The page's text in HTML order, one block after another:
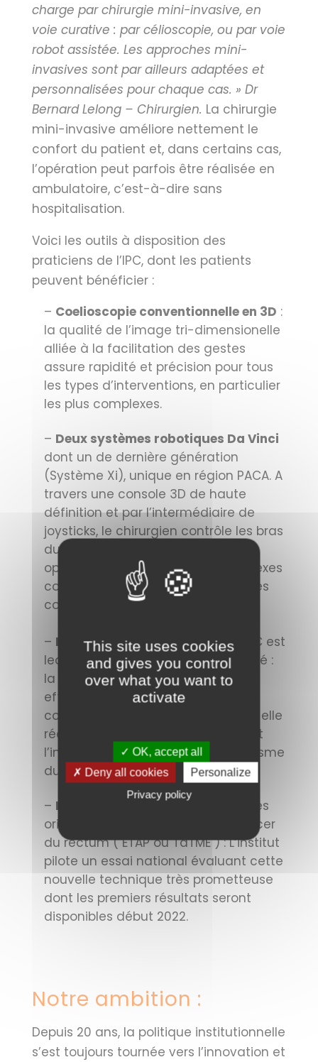
charge par chirurgie mini-invasive, en
voie curative : par célioscopie, ou par voie
robot assistée. Les approches mini-
invasives sont par ailleurs adaptées et
personnalisées pourchaque cas. » Dr
Bernard Lelong – Chirurgien. La chirurgie
mini-invasive améliore nettement le
confort du patient et, dans certains cas,
l’opération peut parfois être réalisée en
ambulatoire, c’est-à-dire sans
hospitalisation.
Voici les outils à disposition des
praticiens de l’IPC, dont les patients
peuvent bénéficier :
– Coelioscopie conventionnelle en 3D :
la qualité de l’image tri-dimensionelle
alliée à la facilitation des gestes
assure rapidité et précision pour tous
les types d’interventions, en particulier
les plus complexes.
– Deux systèmes robotiques Da Vinci
dont un de dernière génération
(Système Xi), unique en région PACA. A
travers une console 3D de haute
définition et par l’intermédiaire de
joysticks, le chirurgien contrôle les bras
du robot, permettant un contrôle
optimal des gestes les plus complexes
comme les sutures intra-corporelles
coelioscopiques.
– Low impact laparoscopy, où l’IPC est
leader à travers un essai randomisé :
la chirurgie coelioscopique est
effectuée sous basse pression,
combinée à la micro cœlioscopie ; elle
réduit la douleur post-opératoire et
l’impact de la chirurgie sur l’organisme
du patient.
– La Chirurgie Endoscopique
par les
orifices naturels appliquée au cancer
du rectum ( ETAP ou TaTME ) : L’institut
pilote un essai national évaluant cette
nouvelle technique très prometteuse
dont les premiers résultats seront
disponibles début 2022.
Notre ambition :
Depuis 20 ans, la politique institutionnelle
s’est toujours tournée vers l’innovation et
This site uses cookies
and gives you control
over what you want to
activate
✓ OK, accept all
✗ Deny all cookies
Personalize
Privacy policy